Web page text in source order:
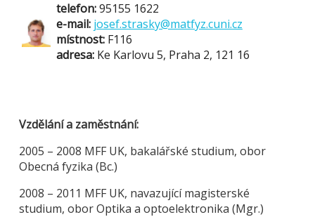
telefon:95155 1622
e-mail: josef.strasky@matfyz.cuni.cz
místnost:F116
adresa:Ke Karlovu 5, Praha 2, 121 16
Vzdělání a zaměstnání:
2005 – 2008 MFF UK, bakalářské studium, obor
Obecná fyzika (Bc.)
2008 – 2011 MFF UK, navazující magisterské
studium, obor Optika a optoelektronika (Mgr.)